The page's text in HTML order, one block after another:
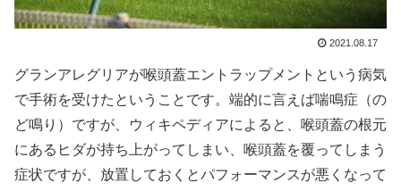
2021.08.17
グランアレグリアが喉頭蓋エントラップメントという病気
で手術を受けたということです。端的に言えば喘鳴症（の
ど鳴り）ですが、ウィキペディアによると、喉頭蓋の根元
にあるヒダが持ち上がってしまい、喉頭蓋を覆ってしまう
症状ですが、放置しておくとパフォーマンスが悪くなって